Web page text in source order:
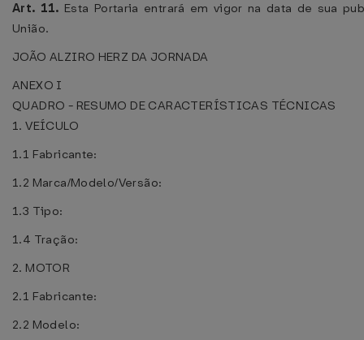
Art. 11. Esta Portaria entrará em vigor na data de sua
União.
JOÃO ALZIRO HERZ DA JORNADA
ANEXO I
QUADRO - RESUMO DE CARACTERÍSTICAS TÉCNICAS
1. VEÍCULO
1.1 Fabricante:
1.2 Marca/Modelo/Versão:
1.3 Tipo:
1.4 Tração:
2. MOTOR
2.1 Fabricante:
2.2 Modelo: